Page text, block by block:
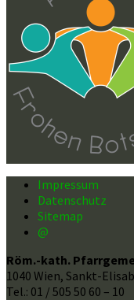
Impressum
Datenschutz
Sitemap
@
Röm.-kath.
1040 Wien, Sankt-
Tel.: 01 / 505 50 60 – 10